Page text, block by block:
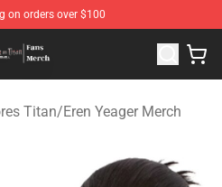
on orders over $100
- Official Attack On Titan
Titan/Eren Yeager Merch